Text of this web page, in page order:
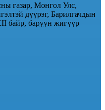
газар, Монгол Улс,
дүүрэг, Барилгачдын
байр, баруун жигүүр